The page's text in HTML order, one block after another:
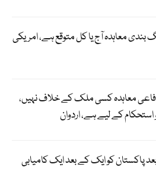
بندی معاہدہ آج یا کل متوقع ہے، امریکی
معاہدہ کسی ملک کے خلاف نہیں،
کے لیے ہے، اردوان
پاکستان کو ایک کے بعد ایک کامیابی